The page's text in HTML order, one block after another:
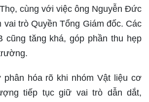
cùng với việc ông Nguyễn Đức
vai trò Quyền Tổng Giám đốc. Các
cũng tăng khá, góp phần thu hẹp
phân hóa rõ khi nhóm Vật liệu cơ
tiếp tục giữ vai trò dẫn dắt,